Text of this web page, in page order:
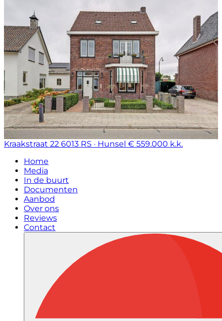
Kraakstraat 22 6013 RS · Hunsel € 559.000 k.k.
Home
Media
In de buurt
Documenten
Aanbod
Over ons
Reviews
Contact